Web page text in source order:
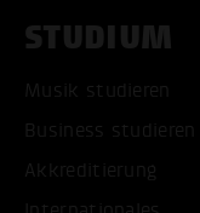
STUDIUM
Musik studieren
Business studieren
Akkreditierung